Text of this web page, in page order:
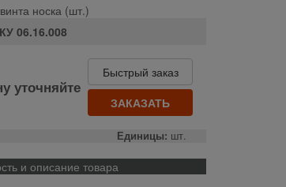
носка (шт.)
06.16.008
уточняйте
Быстрый заказ
ЗАКАЗАТЬ
Единицы: шт.
и описание товара